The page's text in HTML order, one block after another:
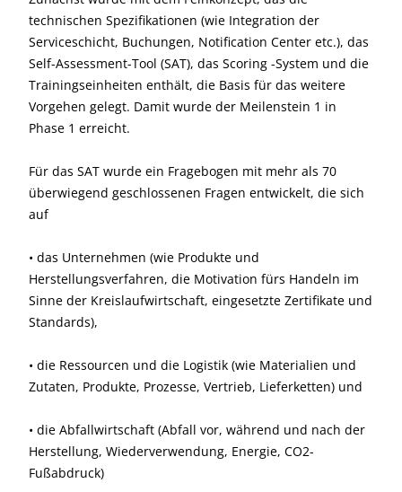
technischen Spezifikationen (wie Integration der
Serviceschicht, Buchungen, Notification Center etc.), das
Self-Assessment-Tool (SAT), das Scoring -System und die
Trainingseinheiten enthält, die Basis für das weitere
Vorgehen gelegt. Damit wurde der Meilenstein 1 in
Phase 1 erreicht.
Für das SAT wurde ein Fragebogen mit mehr als 70
überwiegend geschlossenen Fragen entwickelt, die sich
auf
• das Unternehmen (wie Produkte und
Herstellungsverfahren, die Motivation fürs Handeln im
Sinne der Kreislaufwirtschaft, eingesetzte Zertifikate und
Standards),
• die Ressourcen und die Logistik (wie Materialien und
Zutaten, Produkte, Prozesse, Vertrieb, Lieferketten) und
• die Abfallwirtschaft (Abfall vor, während und nach der
Herstellung, Wiederverwendung, Energie, CO2-
Fußabdruck)